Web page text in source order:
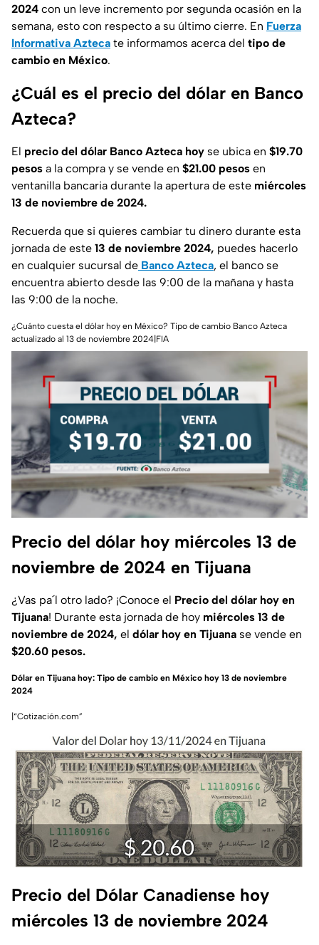
2024 con un leve incremento por segunda ocasión en la
semana, esto con respecto a su último cierre. En Fuerza
Informativa Azteca te informamos acerca del tipo de
cambio en México.
¿Cuál es el precio del dólar en Banco
Azteca?
El precio del dólar Banco Azteca hoy se ubica en $19.70
pesos a la compra y se vende en $21.00 pesos en
ventanilla bancaria durante la apertura de este miércoles
13 de noviembre de 2024.
Recuerda que si quieres cambiar tu dinero durante esta
jornada de este 13 de noviembre 2024, puedes hacerlo
en cualquier sucursal de Banco Azteca, el banco se
encuentra abierto desde las 9:00 de la mañana y hasta
las 9:00 de la noche.
¿Cuánto cuesta el dólar hoy en México? Tipo de cambio Banco Azteca
actualizado al 13 de noviembre 2024 |FIA
Precio del dólar hoy miércoles 13 de
noviembre de 2024 en Tijuana
¿Vas pa´l otro lado? ¡Conoce el Precio del dólar hoy en
Tijuana! Durante esta jornada de hoy miércoles 13 de
noviembre de 2024, el dólar hoy en Tijuana se vende en
$20.60 pesos.
Dólar en Tijuana hoy: Tipo de cambio en México hoy 13 de noviembre
2024
|“Cotización.com”
Precio del Dólar Canadiense hoy
miércoles 13 de noviembre 2024